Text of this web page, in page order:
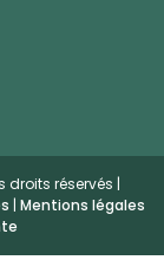
droits réservés |
| Mentions légales